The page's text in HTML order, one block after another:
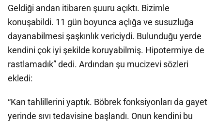
Geldiği andan itibaren şuuru açıktı. Bizimle
konuşabildi. 11 gün boyunca açlığa ve susuzluğa
dayanabilmesi şaşkınlık vericiydi. Bulunduğu yerde
kendini çok iyi şekilde koruyabilmiş. Hipotermiye de
rastlamadık” dedi. Ardından şu mucizevi sözleri
ekledi:
“Kan tahlillerini yaptık. Böbrek fonksiyonları da gayet
yerinde sıvı tedavisine başlandı. Onun kendini bu